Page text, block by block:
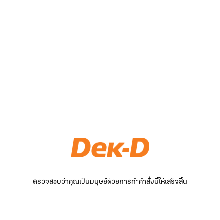
ตรวจสอบว่าคุณเป็นมนุษย์ด้วยการทำคำสั่งนี้ให้เสร็จสิ้น